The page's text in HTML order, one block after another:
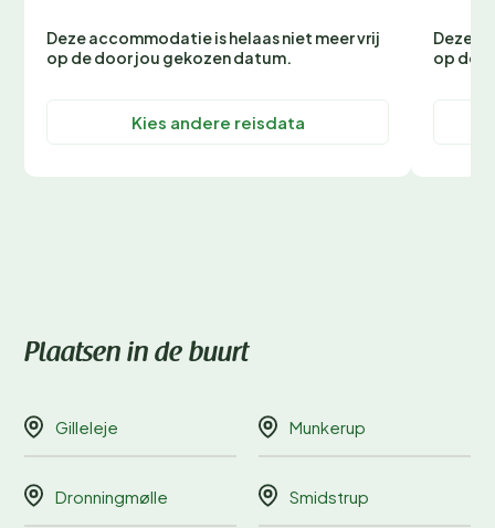
Deze accommodatie is helaas niet meer vrij
op de door jou gekozen datum.
Kies andere reisdata
Deze
op de
Plaatsen in de buurt
Gilleleje Munkerup
Dronningmølle Smidstrup